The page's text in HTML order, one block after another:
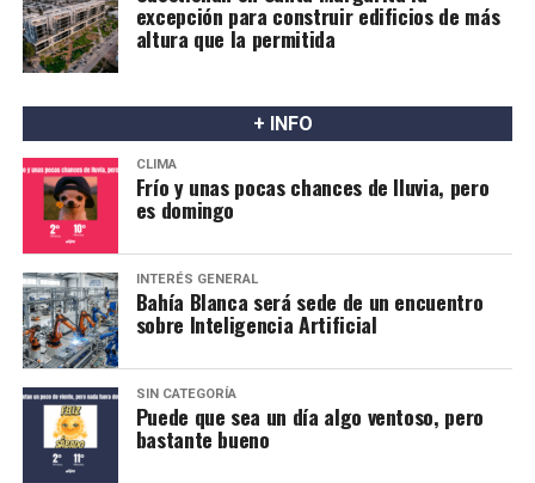
excepción para construir edificios de más
altura que la permitida
+ INFO
CLIMA
Frío y unas pocas chances de lluvia, pero
es domingo
INTERÉS GENERAL
Bahía Blanca será sede de un encuentro
sobre Inteligencia Artificial
SIN CATEGORÍA
Puede que sea un día algo ventoso, pero
bastante bueno